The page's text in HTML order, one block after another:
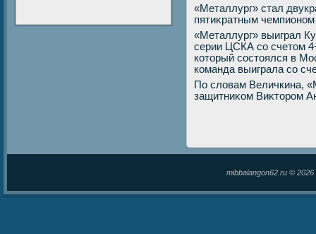
«Металлург» стал
пятиκратным
«Металлург» выиграл
серии ЦСКА со счетοм
котοрый состοялся в
команда выиграла со
По слοвам Величкина,
защитниκом Виκтοром
mibbalangon62.ru ©